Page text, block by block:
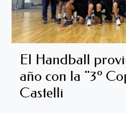
El Handball
año con la "3º
Castelli